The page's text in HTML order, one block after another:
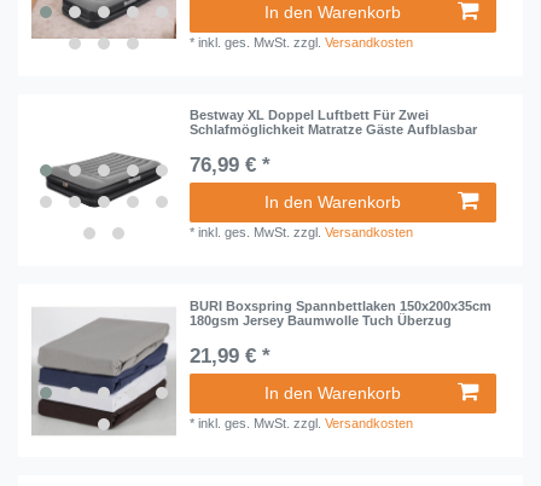
In den Warenkorb
*inkl. ges. MwSt. zzgl.Versandkosten
Bestway XL Doppel Luftbett Für Zwei
Schlafmöglichkeit Matratze Gäste Aufblasbar
76,99 € *
In den Warenkorb
*inkl. ges. MwSt. zzgl.Versandkosten
BURI Boxspring Spannbettlaken 150x200x35cm
180gsm Jersey Baumwolle Tuch Überzug
21,99 € *
In den Warenkorb
*inkl. ges. MwSt. zzgl.Versandkosten